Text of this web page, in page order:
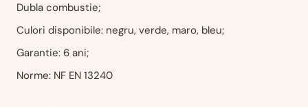
Dubla combustie;
Culori disponibile: negru, verde, maro, bleu;
Garantie: 6 ani;
Norme: NF EN 13240